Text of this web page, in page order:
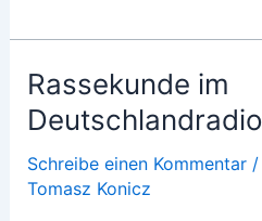
NIE
Rassekunde im
Deutschlandradio
Schreibe einen Kommentar /
Tomasz Konicz